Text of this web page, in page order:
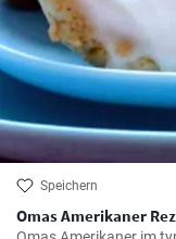
Speichern
Omas Amerikaner